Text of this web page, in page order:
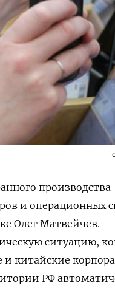
производства
и операционных
Олег Матвейчев.
ситуацию,
и китайские
РФ